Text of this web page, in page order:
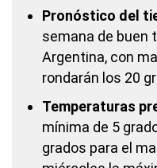
Pronóstico del
semana de buen
Argentina, con
rondarán los 20
Temperaturas
mínima de 5
grados para el